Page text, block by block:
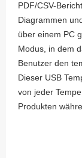
PDF/CSV-
Diagrammen
über einem PC
Modus, in dem
Benutzer den
Dieser USB
von jeder
Produkten